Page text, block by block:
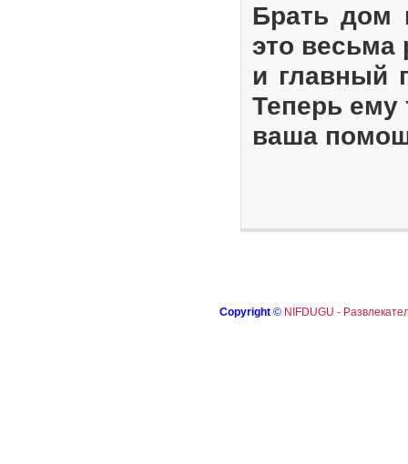
Брать дом
это весьма
и главный
Теперь ему
ваша
Copyright © NIFDUGU -